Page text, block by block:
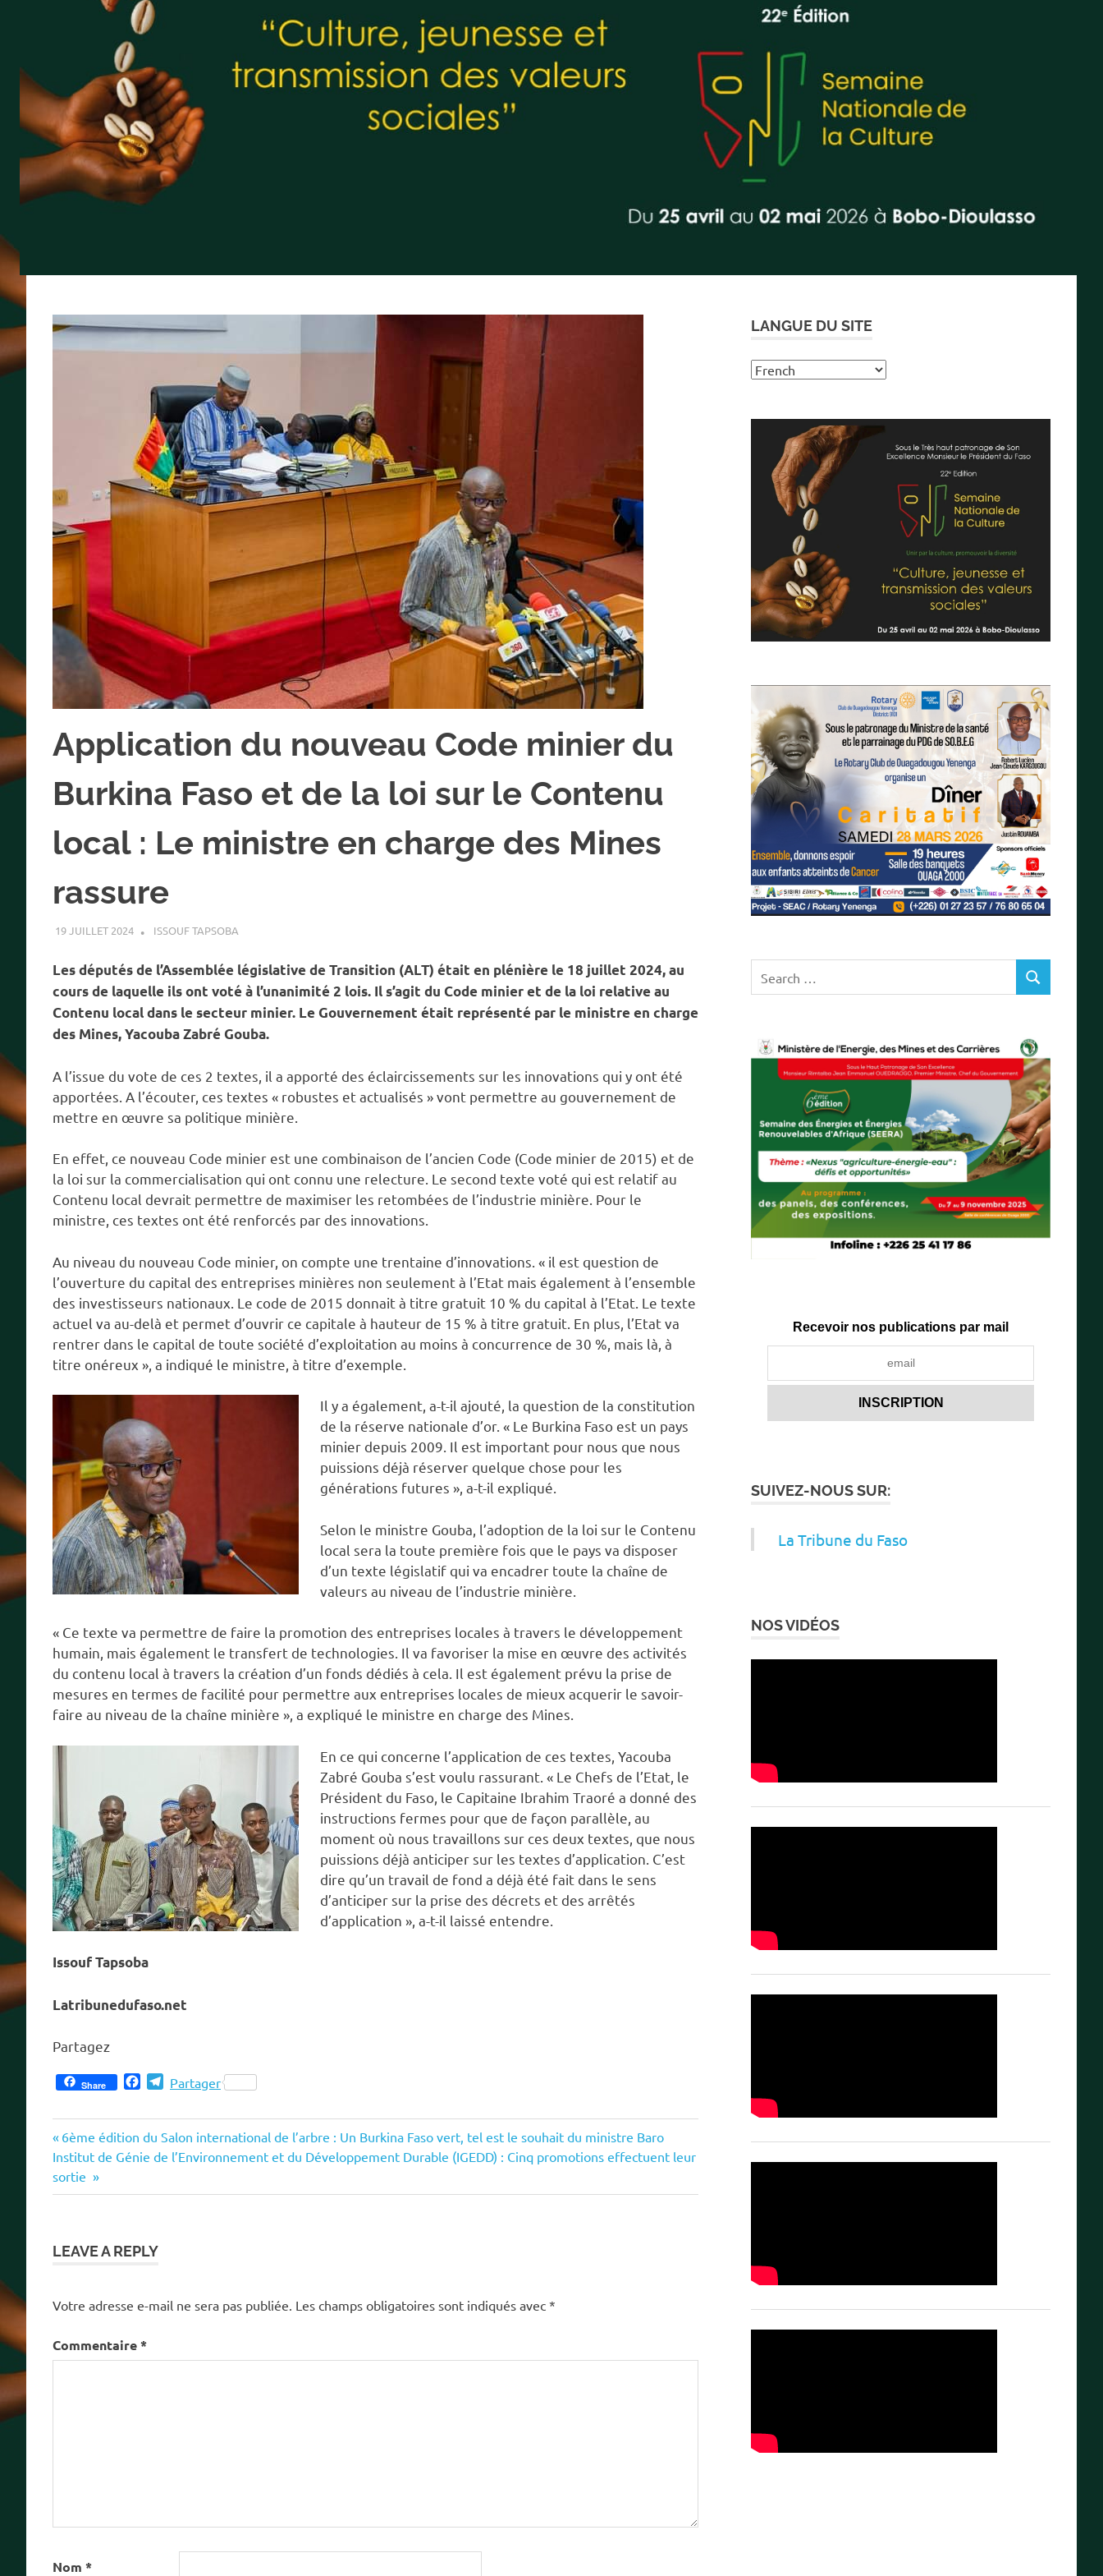
Application du nouveau Code minier du
Burkina Faso et de la loi sur le Contenu
local : Le ministre en charge des Mines
rassure
19 JUILLET 2024 ISSOUF TAPSOBA
Les députés de l’Assemblée législative de Transition (ALT) était en plénière le 18 juillet 2024, au
cours de laquelle ils ont voté à l’unanimité 2 lois. Il s’agit du Code minier et de la loi relative au
Contenu local dans le secteur minier. Le Gouvernement était représenté par le ministre en charge
des Mines, Yacouba Zabré Gouba.
A l’issue du vote de ces 2 textes, il a apporté des éclaircissements sur les innovations qui y ont été
apportées. A l’écouter, ces textes « robustes et actualisés » vont permettre au gouvernement de
mettre en œuvre sa politique minière.
En effet, ce nouveau Code minier est une combinaison de l’ancien Code (Code minier de 2015) et de
la loi sur la commercialisation qui ont connu une relecture. Le second texte voté qui est relatif au
Contenu local devrait permettre de maximiser les retombées de l’industrie minière. Pour le
ministre, ces textes ont été renforcés par des innovations.
Au niveau du nouveau Code minier, on compte une trentaine d’innovations. « il est question de
l’ouverture du capital des entreprises minières non seulement à l’Etat mais également à l’ensemble
des investisseurs nationaux. Le code de 2015 donnait à titre gratuit 10 % du capital à l’Etat. Le texte
actuel va au-delà et permet d’ouvrir ce capitale à hauteur de 15 % à titre gratuit. En plus, l’Etat va
rentrer dans le capital de toute société d’exploitation au moins à concurrence de 30 %, mais là, à
titre onéreux », a indiqué le ministre, à titre d’exemple.
Il y a également, a-t-il ajouté, la question de la constitution
de la réserve nationale d’or. « Le Burkina Faso est un pays
minier depuis 2009. Il est important pour nous que nous
puissions déjà réserver quelque chose pour les
générations futures », a-t-il expliqué.
Selon le ministre Gouba, l’adoption de la loi sur le Contenu
local sera la toute première fois que le pays va disposer
d’un texte législatif qui va encadrer toute la chaîne de
valeurs au niveau de l’industrie minière.
« Ce texte va permettre de faire la promotion des entreprises locales à travers le développement
humain, mais également le transfert de technologies. Il va favoriser la mise en œuvre des activités
du contenu local à travers la création d’un fonds dédiés à cela. Il est également prévu la prise de
mesures en termes de facilité pour permettre aux entreprises locales de mieux acquerir le savoir-
faire au niveau de la chaîne minière », a expliqué le ministre en charge des Mines.
En ce qui concerne l’application de ces textes, Yacouba
Zabré Gouba s’est voulu rassurant. « Le Chefs de l’Etat, le
Président du Faso, le Capitaine Ibrahim Traoré a donné des
instructions fermes pour que de façon parallèle, au
moment où nous travaillons sur ces deux textes, que nous
puissions déjà anticiper sur les textes d’application. C’est
dire qu’un travail de fond a déjà été fait dans le sens
d’anticiper sur la prise des décrets et des arrêtés
d’application », a-t-il laissé entendre.
Issouf Tapsoba
Latribunedufaso.net
Partagez
Share FacebookTelegram
Partager
Navigation
de
Previous
Post:
6ème édition du Salon international de l’arbre : Un Burkina Faso vert, tel est le souhait du ministre Baro
Next
Post:
Institut de Génie de l’Environnement et du Développement Durable (IGEDD) : Cinq promotions effectuent leur
sortie
LEAVE A REPLY
Votre adresse e-mail ne sera pas publiée. Les champs obligatoires sont indiqués avec *
Commentaire*
Nom *
LANGUE DU SITE
for:
SEARCH
Recevoir nos publications par mail
SUIVEZ-NOUS SUR:
La Tribune du Faso
NOS VIDÉOS